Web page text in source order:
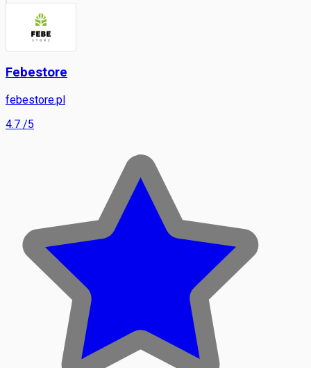
Febestore
febestore.pl
4.7 /5